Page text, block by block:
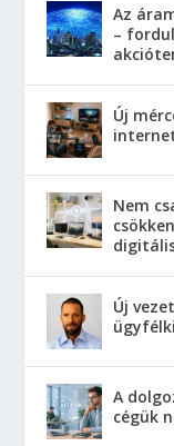
Az
–
Új
Nem
Új
A
cégük